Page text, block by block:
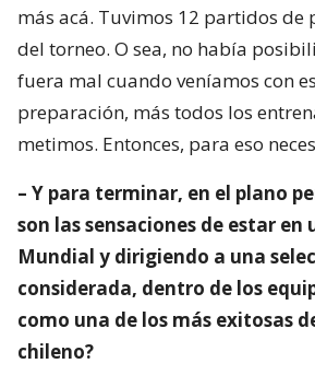
más acá. Tuvimos 12 partidos de
del torneo. O sea, no había
fuera mal cuando veníamos con
preparación, más todos los
metimos. Entonces, para eso
– Y para terminar, en el plano
son las sensaciones de estar en
Mundial y dirigiendo a una
considerada, dentro de los
como una de los más exitosas
chileno?